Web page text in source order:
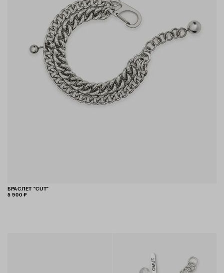
БРАСЛЕТ "CUT"
5 900 ₽